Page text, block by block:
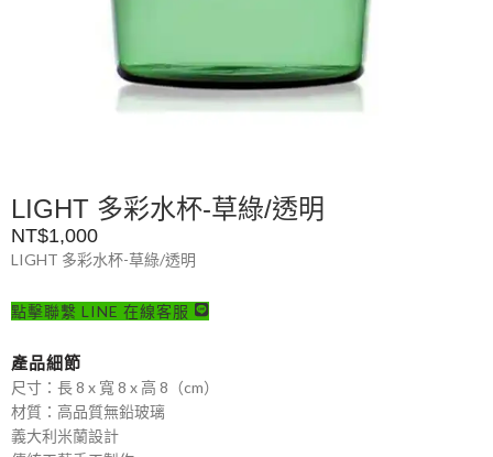
LIGHT 多彩水杯-草綠/透明
NT$1,000
LIGHT 多彩水杯-草綠/透明
點擊聯繫 LINE 在線客服
產品細節
尺寸：長 8 x 寬 8 x 高 8（cm）
材質：高品質無鉛玻璃
義大利米蘭設計